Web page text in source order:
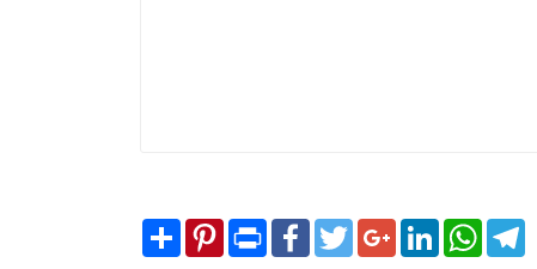
Share PinterestPrint FacebookTwitterGoogle+LinkedInWhatsApp